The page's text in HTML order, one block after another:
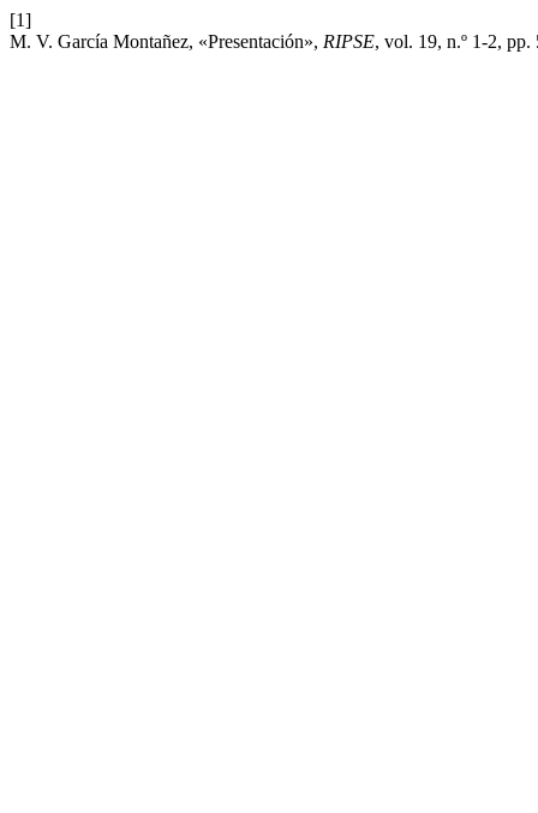
[1]
M. V. García Montañez, «Presentación», RIPSE, vol. 19, n.º 1-2, pp.